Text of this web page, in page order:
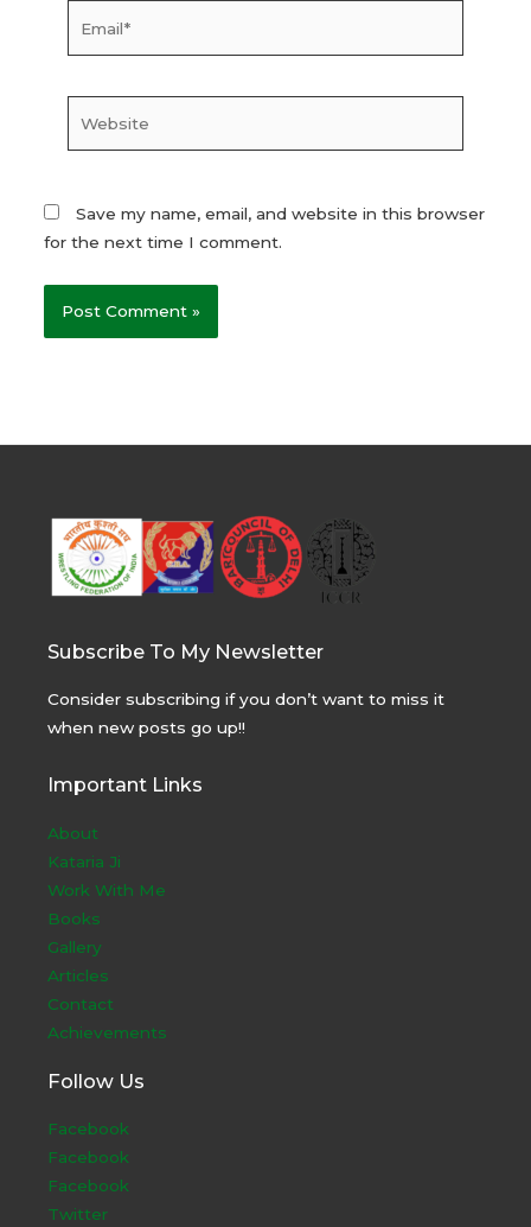
Save my name, email, and website in this browser
for the next time I comment.
Subscribe To My Newsletter
Consider subscribing if you don’t want to miss it
when new posts go up!!
Important Links
About
Kataria Ji
Work With Me
Books
Gallery
Articles
Contact
Achievements
Follow Us
Facebook
Facebook
Facebook
Twitter